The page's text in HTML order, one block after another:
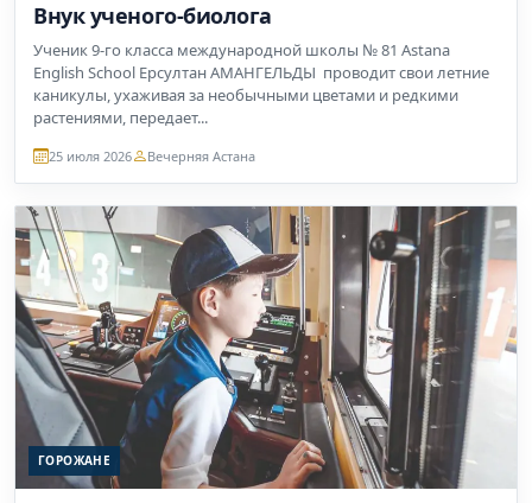
Внук ученого-биолога
Ученик 9-го класса международной школы № 81 Astana
English School Ерсултан АМАНГЕЛЬДЫ проводит свои летние
каникулы, ухаживая за необычными цветами и редкими
растениями, передает...
25 июля 2026 Вечерняя Астана
ГОРОЖАНЕ